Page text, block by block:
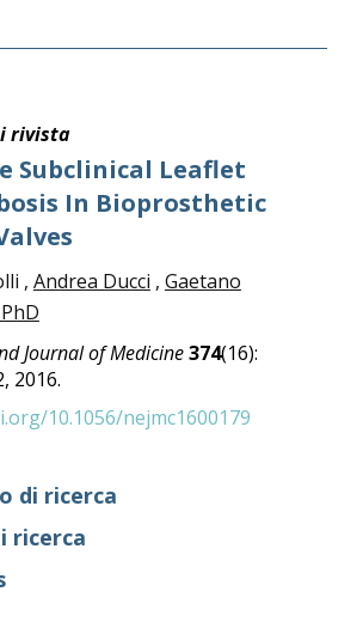
rivista
Subclinical Leaflet
In Bioprosthetic
, Andrea Ducci , Gaetano
Journal of Medicine374(16):
2016.
10.1056/nejmc1600179
di ricerca
ricerca